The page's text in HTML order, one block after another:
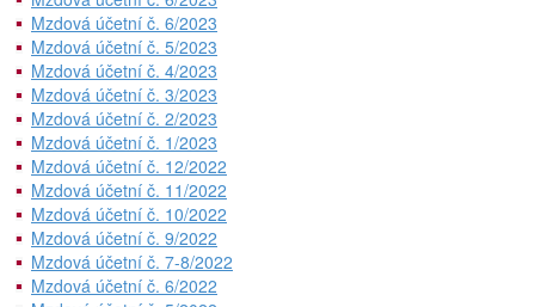
Mzdová účetní č. 6/2023
Mzdová účetní č. 5/2023
Mzdová účetní č. 4/2023
Mzdová účetní č. 3/2023
Mzdová účetní č. 2/2023
Mzdová účetní č. 1/2023
Mzdová účetní č. 12/2022
Mzdová účetní č. 11/2022
Mzdová účetní č. 10/2022
Mzdová účetní č. 9/2022
Mzdová účetní č. 7-8/2022
Mzdová účetní č. 6/2022